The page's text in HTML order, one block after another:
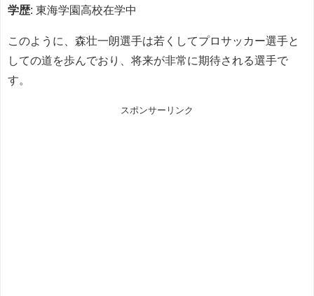
学歴: 東海学園高校在学中
このように、森壮一朗選手は若くしてプロサッカー選手と
しての道を歩んでおり、将来が非常に期待される選手で
す。
スポンサーリンク